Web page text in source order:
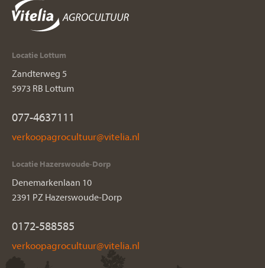
Locatie Lottum
Zandterweg 5
5973 RB Lottum
077-4637111
Locatie Hazerswoude-Dorp
Denemarkenlaan 10
2391 PZ Hazerswoude-Dorp
0172-588585